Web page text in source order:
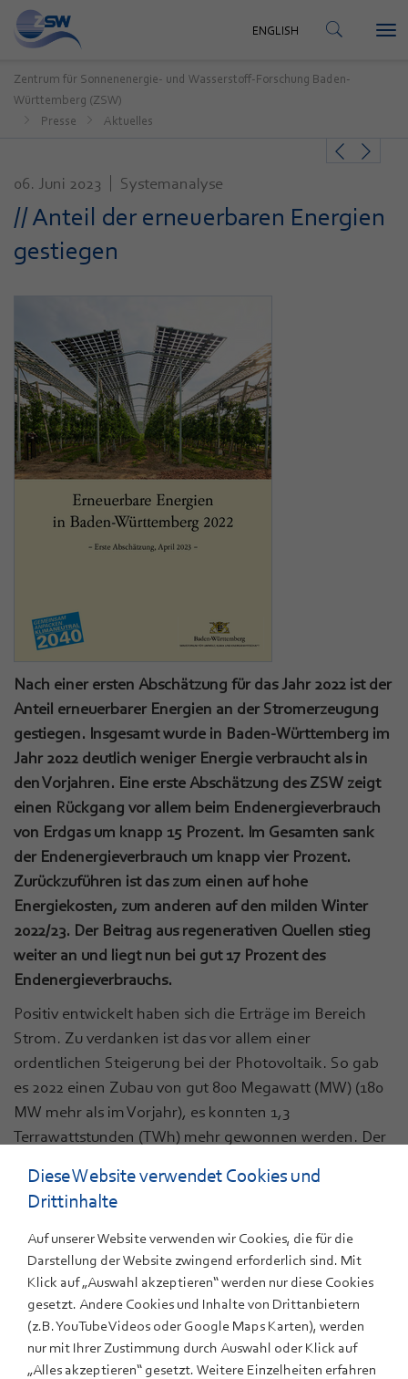
KONTAKT
ENGLISH
Zentrum für Sonnenenergie- und Wasserstoff-Forschung Baden-
Württemberg (ZSW)
Presse
Aktuelles
06. Juni 2023 Systemanalyse
// Anteil der erneuerbaren Energien
gestiegen
Nach einer ersten Abschätzung für das Jahr 2022 ist der
Anteil erneuerbarer Energien an der Stromerzeugung
gestiegen. Insgesamt wurde in Baden-Württemberg im
Jahr 2022 deutlich weniger Energie verbraucht als in
den Vorjahren. Eine erste Abschätzung des ZSW zeigt
einen Rückgang vor allem beim Endenergieverbrauch
von Erdgas um knapp 15 Prozent. Im Gesamten sank
der Endenergieverbrauch um knapp vier Prozent.
Zurückzuführen ist das zum einen auf hohe
Energiekosten, zum anderen auf den milden Winter
2022/23. Der Beitrag aus regenerativen Quellen stieg
weiter an und liegt nun bei gut 17 Prozent des
Endenergieverbrauchs.
Positiv entwickelt haben sich die Erträge im Bereich
Strom. Zu verdanken ist das vor allem einer
ordentlichen Steigerung bei der Photovoltaik. So gab
es 2022 einen Zubau von gut 800 Megawatt (MW) (180
MW mehr als im Vorjahr), es konnten 1,3
Terrawattstunden (TWh) mehr gewonnen werden. Der
Prozent. Gestiegen ist auch der Ertrag bei der
Windenenergie: Fünf neue Anlagen konnten in Betrieb
genommen, dank reichlich Wind 0,3 TWh mehr erzeugt
werden (5,4 Prozent Anteil an der
Bruttostromerzeugung). Bei der Wasserkraft gab es
wegen der Trockenheit einen Rückgang um 0,4 TWh
(7,6 Prozent Anteil an der Bruttostromerzeugung).
Geheizt wurde im vergangen Jahr insgesamt weniger.
Diese Website verwendet Cookies und
Drittinhalte
Auf unserer Website verwenden wir Cookies, die für die
Darstellung der Website zwingend erforderlich sind. Mit
Klick auf „Auswahl akzeptieren“ werden nur diese Cookies
gesetzt. Andere Cookies und Inhalte von Drittanbietern
(z.B. YouTube Videos oder Google Maps Karten), werden
nur mit Ihrer Zustimmung durch Auswahl oder Klick auf
„Alles akzeptieren“ gesetzt. Weitere Einzelheiten erfahren